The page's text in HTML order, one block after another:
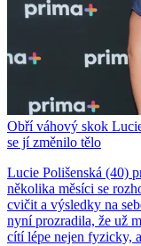
Obří váhový skok
se jí změnilo tělo
Lucie Polišenská (40)
několika měsíci se
cvičit a výsledky na
nyní prozradila, že už
cítí lépe nejen fyzicky,